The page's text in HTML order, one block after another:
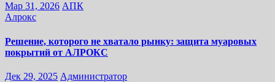
Мар 31, 2026 АПК
Алрокс
Решение, которого не хватало рынку: защита муаровых
покрытий от АЛРОКС
Дек 29, 2025 Администратор